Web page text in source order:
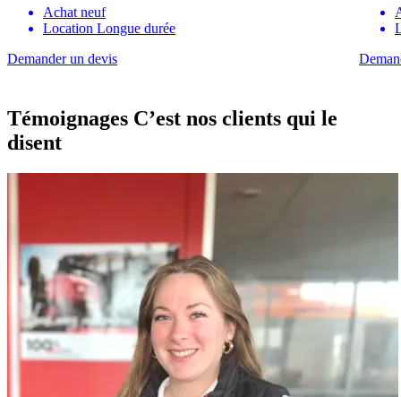
Achat neuf
Location Longue durée
Demander un devis
Témoignages C’est nos clients qui le
disent